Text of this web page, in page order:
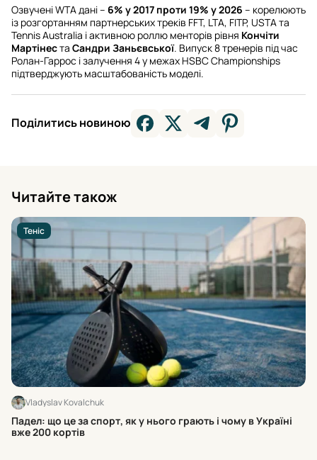
Озвучені WTA дані – 6% у 2017 проти 19% у 2026 – корелюють
із розгортанням партнерських треків FFT, LTA, FITP, USTA та
Tennis Australia і активною роллю менторів рівня Кончіти
Мартінеста Сандри Заньєвської. Випуск 8 тренерів під час
Ролан-Гаррос і залучення 4 у межах HSBC Championships
підтверджують масштабованість моделі.
Поділитись новиною
Читайте також
Теніс
Vladyslav Kovalchuk
Падел: що це за спорт, як у нього грають і чому в Україні
вже 200 кортів